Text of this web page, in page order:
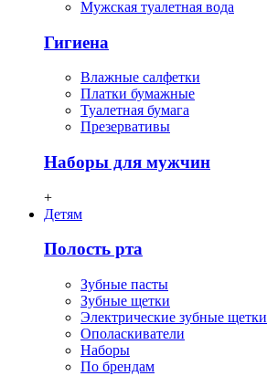
Мужская туалетная вода
Гигиена
Влажные салфетки
Платки бумажные
Туалетная бумага
Презервативы
Наборы для мужчин
+
Детям
Полость рта
Зубные пасты
Зубные щетки
Электрические зубные щетки
Ополаскиватели
Наборы
По брендам